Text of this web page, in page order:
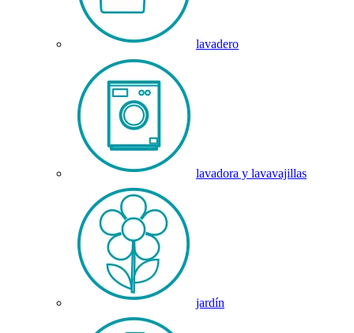
lavadero
lavadora y lavavajillas
jardín